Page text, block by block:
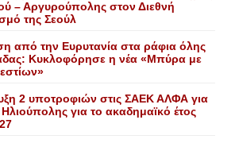
– Αργυρούπολης στον Διεθνή
της Σεούλ
από την Eυρυτανία στα ράφια όλης
Κυκλοφόρησε η νέα «Μπύρα με
2 υποτροφιών στις ΣΑΕΚ ΑΛΦΑ για
για το ακαδημαϊκό έτος